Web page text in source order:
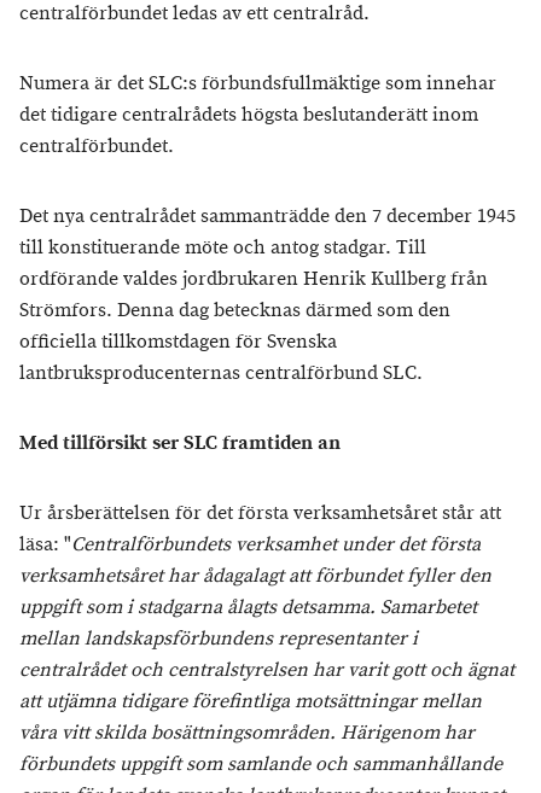
centralförbundet ledas av ett centralråd.
Numera är det SLC:s förbundsfullmäktige som innehar
det tidigare centralrådets högsta beslutanderätt inom
centralförbundet.
Det nya centralrådet sammanträdde den 7 december 1945
till konstituerande möte och antog stadgar. Till
ordförande valdes jordbrukaren Henrik Kullberg från
Strömfors. Denna dag betecknas därmed som den
officiella tillkomstdagen för Svenska
lantbruksproducenternas centralförbund SLC.
Med tillförsikt ser SLC framtiden an
Ur årsberättelsen för det första verksamhetsåret står att
läsa: "Centralförbundets verksamhet under det första
verksamhetsåret har ådagalagt att förbundet fyller den
uppgift som i stadgarna ålagts detsamma. Samarbetet
mellan landskapsförbundens representanter i
centralrådet och centralstyrelsen har varit gott och ägnat
att utjämna tidigare förefintliga motsättningar mellan
våra vitt skilda bosättningsområden. Härigenom har
förbundets uppgift som samlande och sammanhållande